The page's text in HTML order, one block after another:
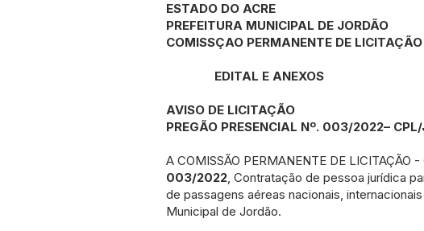
ESTADO DO ACRE
PREFEITURA MUNICIPAL DE JORDÃO
COMISSÇAO PERMANENTE DE LICITAÇÃO
EDITAL E ANEXOS
AVISO DE LICITAÇÃO
PREGÃO PRESENCIAL Nº. 003/2022–
A COMISSÃO PERMANENTE DE
003/2022, Contratação de pessoa jurídica
de passagens aéreas nacionais,
Municipal de Jordão.